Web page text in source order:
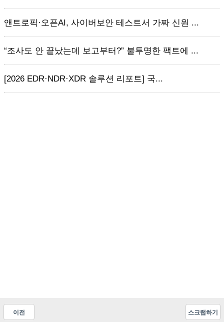
앤트로픽·오픈AI, 사이버보안 테스트서 가짜 신원 ...
“조사도 안 끝났는데 보고부터?” 불투명한 팩트에 ...
[2026 EDR·NDR·XDR 솔루션 리포트] 국...
이전 스크랩하기